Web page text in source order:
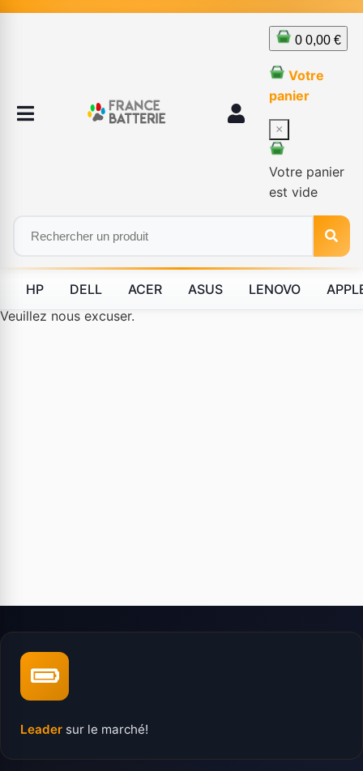
0 0,00 €
Votre
panier
×
Votre panier
est vide
HP DELL ACER ASUS LENOVO
Le produit #BLD--12232 n'est plus disponible à la vente.
Veuillez nous excuser.
Leader sur le marché!